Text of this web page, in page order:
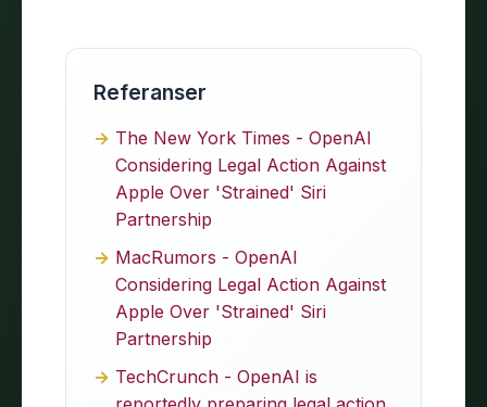
Referanser
The New York Times - OpenAI
Considering Legal Action Against
Apple Over 'Strained' Siri
Partnership
MacRumors - OpenAI
Considering Legal Action Against
Apple Over 'Strained' Siri
Partnership
TechCrunch - OpenAI is